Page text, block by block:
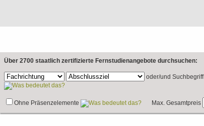
Über 2700 staatlich zertifizierte Fernstudienangebote durchsuchen:
oder/und Suchbegriff
Ohne Präsenzelemente Max. Gesamtpreis